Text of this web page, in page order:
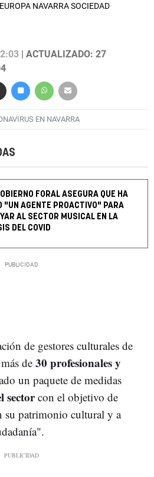
NAVARRA SOCIEDAD
| ACTUALIZADO: 27
EN NAVARRA
FORAL ASEGURA QUE HA
"UN AGENTE PROACTIVO" PARA
AL SECTOR MUSICAL EN LA
DEL COVID
de gestores culturales de
de30 profesionales y
un paquete de medidas
sectorcon el objetivo de
su patrimonio cultural y a